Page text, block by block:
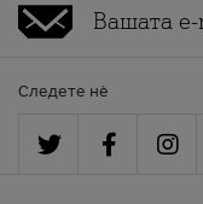
Следете нè